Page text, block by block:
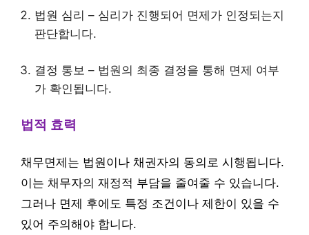
법원 심리 – 심리가 진행되어 면제가 인정되는지
판단합니다.
결정 통보 – 법원의 최종 결정을 통해 면제 여부
가 확인됩니다.
법적 효력
채무면제는 법원이나 채권자의 동의로 시행됩니다.
이는 채무자의 재정적 부담을 줄여줄 수 있습니다.
그러나 면제 후에도 특정 조건이나 제한이 있을 수
있어 주의해야 합니다.